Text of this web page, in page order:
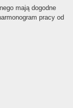
mają dogodne
pracy od